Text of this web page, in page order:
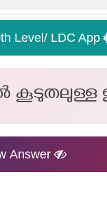
Level/ LDC App
Answer